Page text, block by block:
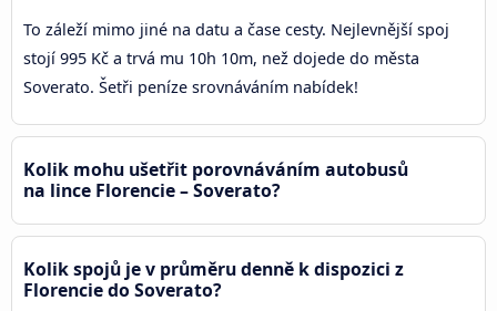
To záleží mimo jiné na datu a čase cesty. Nejlevnější spoj
stojí 995 Kč a trvá mu 10h 10m, než dojede do města
Soverato. Šetři peníze srovnáváním nabídek!
Kolik mohu ušetřit porovnáváním autobusů
na lince Florencie – Soverato?
Kolik spojů je v průměru denně k dispozici z
Florencie do Soverato?